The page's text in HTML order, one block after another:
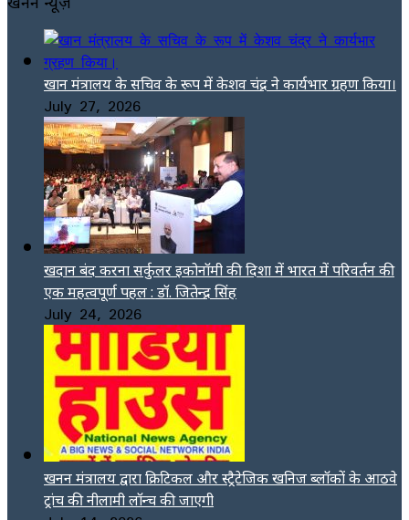
खान मंत्रालय के सचिव के रूप में केशव चंद्र ने कार्यभार ग्रहण किया।
July 27, 2026
खदान बंद करना सर्कुलर इकोनॉमी की दिशा में भारत में परिवर्तन की
एक महत्वपूर्ण पहल : डॉ. जितेन्द्र सिंह
July 24, 2026
खनन मंत्रालय द्वारा क्रिटिकल और स्ट्रैटेजिक खनिज ब्लॉकों के आठवे
ट्रांच की नीलामी लॉन्च की जाएगी